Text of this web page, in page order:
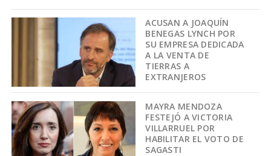
ACUSAN A JOAQUÍN
BENEGAS LYNCH POR
SU EMPRESA DEDICADA
A LA VENTA DE
TIERRAS A
EXTRANJEROS
MAYRA MENDOZA
FESTEJÓ A VICTORIA
VILLARRUEL POR
HABILITAR EL VOTO DE
SAGASTI